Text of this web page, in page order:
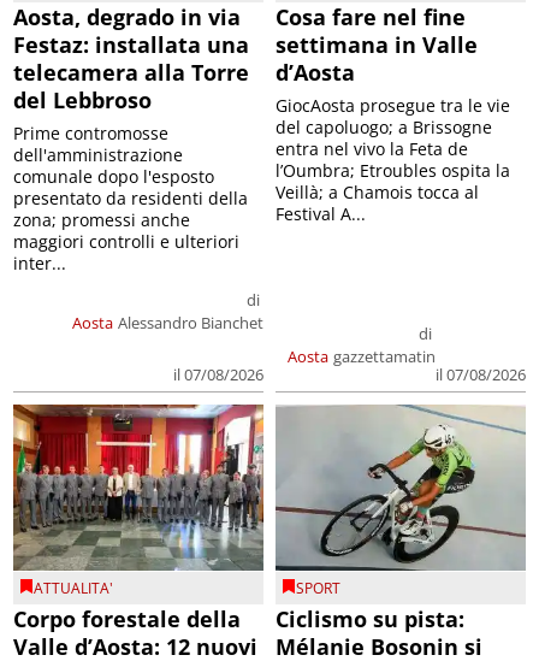
Aosta, degrado in via
Festaz: installata una
telecamera alla Torre
del Lebbroso
Aosta
di
Alessandro Bianchet
il 07/08/2026
Prime contromosse
dell'amministrazione
comunale dopo l'esposto
presentato da residenti della
zona; promessi anche
maggiori controlli e ulteriori
inter...
Cosa fare nel fine
settimana in Valle
d’Aosta
Aosta
di
gazzettamatin
il 07/08/2026
GiocAosta prosegue tra le vie
del capoluogo; a Brissogne
entra nel vivo la Feta de
l’Oumbra; Etroubles ospita la
Veillà; a Chamois tocca al
Festival A...
ATTUALITA'
Corpo forestale della
Valle d’Aosta: 12 nuovi
SPORT
Ciclismo su pista:
Mélanie Bosonin si